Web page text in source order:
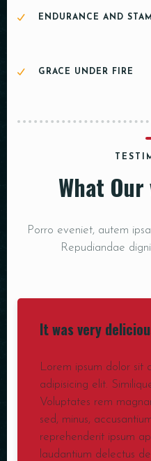
ENDURANCE AND
GRACE UNDER FIRE
What
Porro eveniet, autem
Repudiandae
It was very
Lorem ipsum dolor sit
adipisicing elit.
Voluptates rem
sed, minus,
reprehenderit ipsum
laudantium delectus